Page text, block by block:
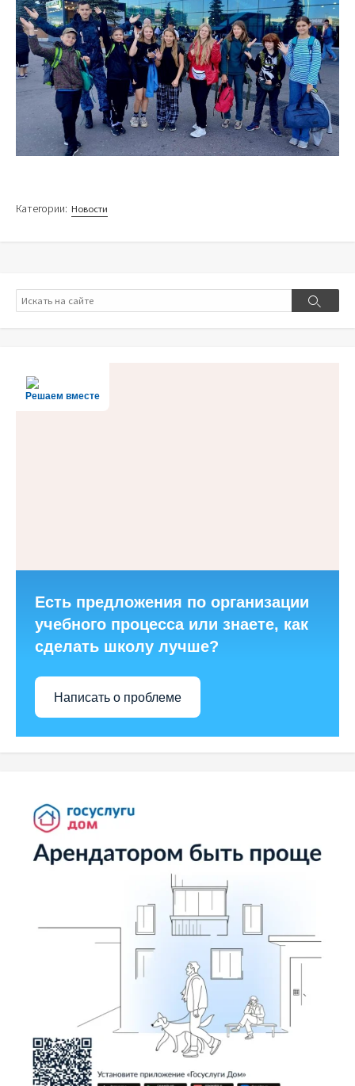
Категории: Новости
Поиск
Поиск
Решаем вместе
Есть предложения по организации
учебного процесса или знаете, как
сделать школу лучше?
Написать о проблеме